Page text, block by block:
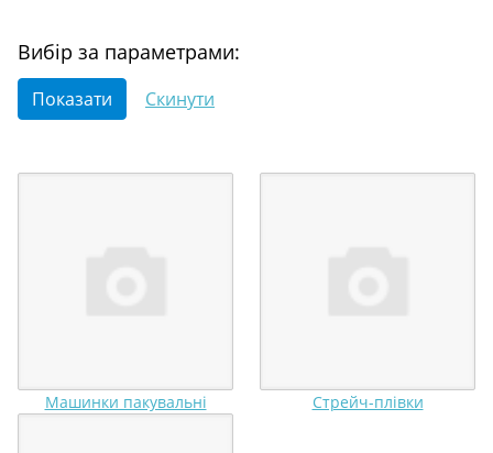
Вибір за параметрами:
Машинки пакувальні️ Стрейч-плівки️